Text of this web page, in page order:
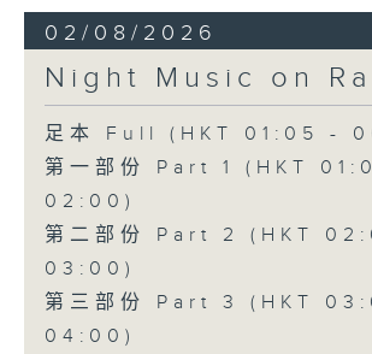
02/08/2026
Night Music on
足本 Full (HKT 01:05 -
第一部份 Part 1 (HKT
02:00)
第二部份 Part 2 (HKT
03:00)
第三部份 Part 3 (HKT
04:00)